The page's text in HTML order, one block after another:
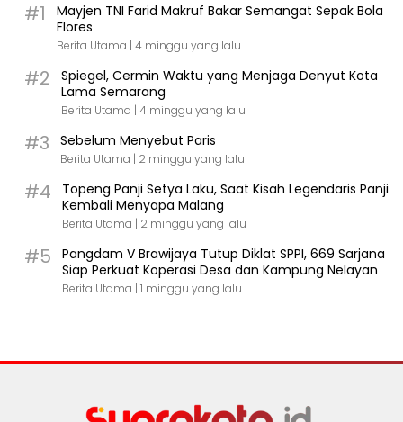
#1
Mayjen TNI Farid Makruf Bakar Semangat Sepak Bola
Flores
Berita Utama | 4 minggu yang lalu
#2
Spiegel, Cermin Waktu yang Menjaga Denyut Kota
Lama Semarang
Berita Utama | 4 minggu yang lalu
#3 Sebelum Menyebut Paris
Berita Utama | 2 minggu yang lalu
#4
Topeng Panji Setya Laku, Saat Kisah Legendaris Panji
Kembali Menyapa Malang
Berita Utama | 2 minggu yang lalu
#5
Pangdam V Brawijaya Tutup Diklat SPPI, 669 Sarjana
Siap Perkuat Koperasi Desa dan Kampung Nelayan
Berita Utama | 1 minggu yang lalu